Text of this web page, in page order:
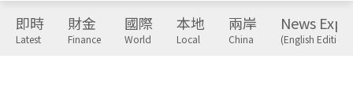
即時
Latest
財金
Finance
國際
World
本地
Local
兩岸
China
News
(English Edition)